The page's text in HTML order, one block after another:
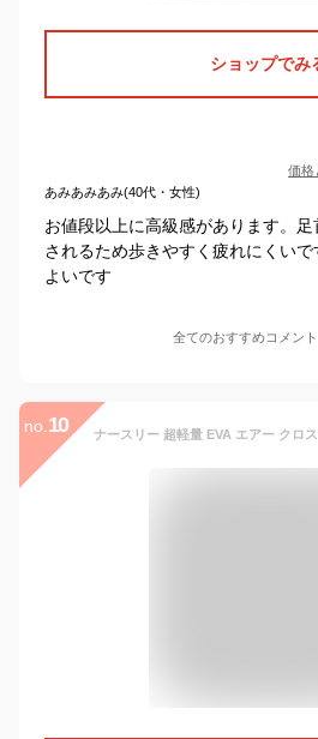
ショップでみ
価格
あみあみあみ(40代・女性)
お値段以上に高級感があります。
されるため歩きやすく疲れにくい
よいです
全てのおすすめコメント
no. 10